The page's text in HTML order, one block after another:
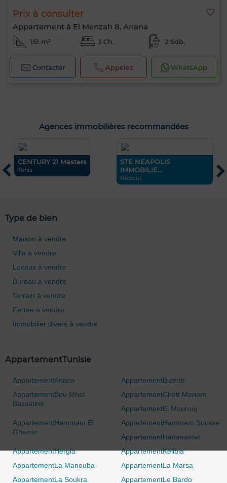
Prix à consulter
Appartement à El Menzah 8, Ariana
151 m² 3 Ch. 2 Sdb.
Contacter Appelez WhatsApp
Agences immobilières recommandées
CENTURY 21 Masters
Tunis
STE NEAPOLIS
IMMOBILIE...
Nabeul
Type de bien
Maison à vendre
Villa à vendre
Locaux à vendre
Bureau à vendre
Terrain à vendre
Ferme à vendre
Immobilier divers à vendre
AppartementTunisie
AppartementAriana
AppartementBizerte
AppartementBou Mhel
Bassatine
AppartementChott Meriem
AppartementEl Mourouj
AppartementHammam El
Ghezaz
AppartementHammam Sousse
AppartementHammamet
AppartementHergla
AppartementKélibia
AppartementLa Manouba
AppartementLa Marsa
AppartementLa Soukra
AppartementLe Bardo